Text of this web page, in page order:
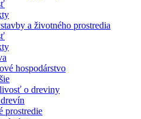
a životného prostredia
hospodárstvo
o dreviny
prostredie